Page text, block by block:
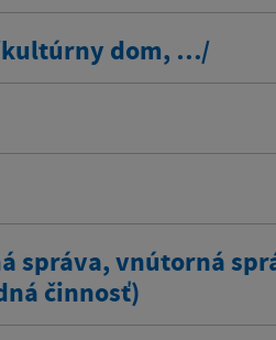
dom, …/
správa, vnútorná
činnosť)